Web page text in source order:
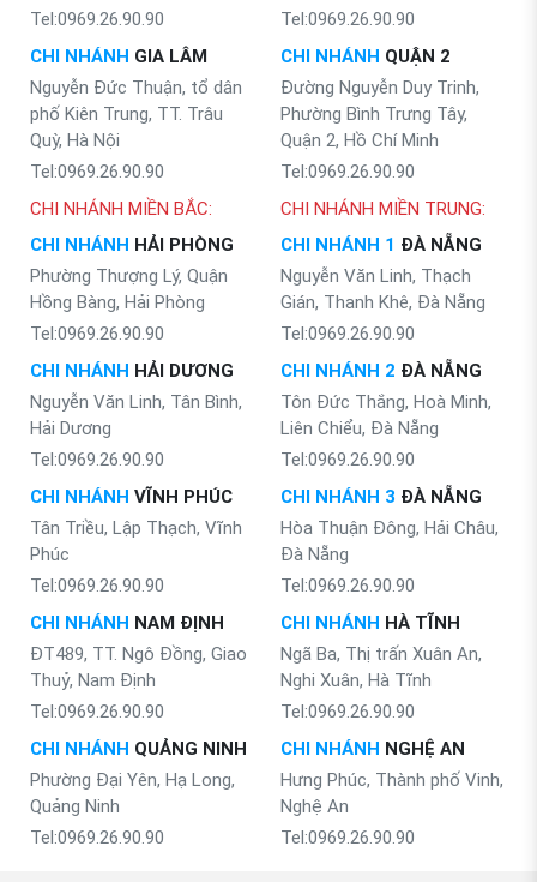
Tel:0969.26.90.90
CHI NHÁNH GIA LÂM
Nguyễn Đức Thuận, tổ dân
phố Kiên Trung, TT. Trâu
Quỳ, Hà Nội
Tel:0969.26.90.90
Tel:0969.26.90.90
CHI NHÁNH QUẬN 2
Đường Nguyễn Duy Trinh,
Phường Bình Trưng Tây,
Quận 2, Hồ Chí Minh
Tel:0969.26.90.90
CHI NHÁNH MIỀN BẮC:
CHI NHÁNH HẢI PHÒNG
Phường Thượng Lý, Quận
Hồng Bàng, Hải Phòng
Tel:0969.26.90.90
CHI NHÁNH HẢI DƯƠNG
Nguyễn Văn Linh, Tân Bình,
Hải Dương
Tel:0969.26.90.90
CHI NHÁNH VĨNH PHÚC
Tân Triều, Lập Thạch, Vĩnh
Phúc
Tel:0969.26.90.90
CHI NHÁNH NAM ĐỊNH
ĐT489, TT. Ngô Đồng, Giao
Thuỷ, Nam Định
Tel:0969.26.90.90
CHI NHÁNH QUẢNG NINH
Phường Đại Yên, Hạ Long,
Quảng Ninh
Tel:0969.26.90.90
CHI NHÁNH MIỀN TRUNG:
CHI NHÁNH 1 ĐÀ NẴNG
Nguyễn Văn Linh, Thạch
Gián, Thanh Khê, Đà Nẵng
Tel:0969.26.90.90
CHI NHÁNH 2 ĐÀ NẴNG
Tôn Đức Thắng, Hoà Minh,
Liên Chiểu, Đà Nẵng
Tel:0969.26.90.90
CHI NHÁNH 3 ĐÀ NẴNG
Hòa Thuận Đông, Hải Châu,
Đà Nẵng
Tel:0969.26.90.90
CHI NHÁNH HÀ TĨNH
Ngã Ba, Thị trấn Xuân An,
Nghi Xuân, Hà Tĩnh
Tel:0969.26.90.90
CHI NHÁNH NGHỆ AN
Hưng Phúc, Thành phố Vinh,
Nghệ An
Tel:0969.26.90.90